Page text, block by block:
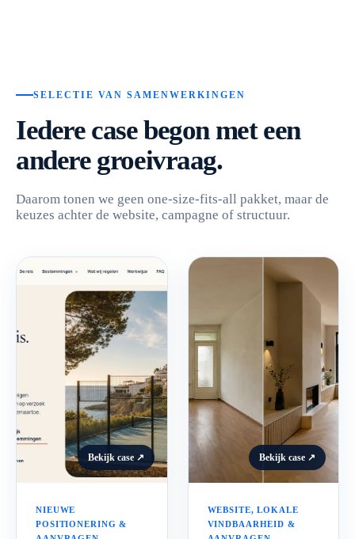
SELECTIE VAN SAMENWERKINGEN
Iedere case begon met een
andere groeivraag.
Daarom tonen we geen one-size-fits-all pakket, maar de
keuzes achter de website, campagne of structuur.
Bekijk case ↗
NIEUWE
POSITIONERING &
Bekijk case ↗
WEBSITE, LOKALE
VINDBAARHEID &